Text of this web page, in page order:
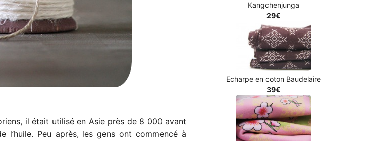
il était utilisé en Asie près de 8 000 avant
Peu après, les gens ont commencé à
Kangchenjunga
29€
Echarpe en coton Baudelaire
39€